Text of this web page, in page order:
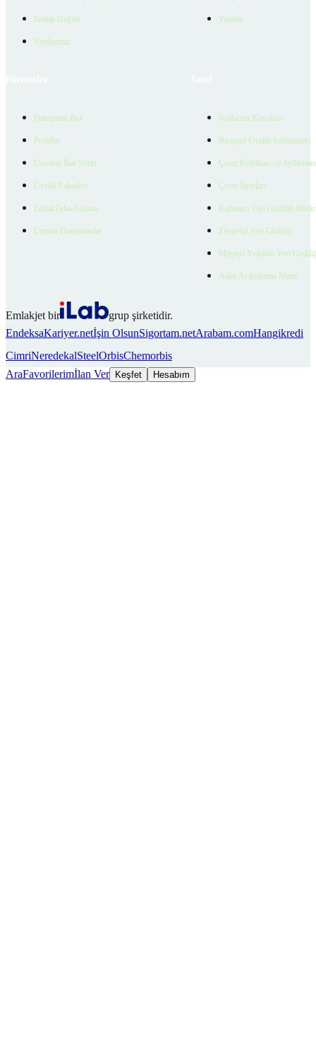
Emlak Değeri
Verilerimiz
Yardım
Danışman Bul
Projeler
Ücretsiz İlan Verin
Üyelik Paketleri
EmlakZeka Asistan
Uzman Danışmanlar
Kullanım Koşulları
Bireysel Üyelik Sözleşmesi
Çerez Politikası ve
Çerez Ayarları
Kullanıcı Veri Gizliliği
Ziyaretçi Veri Gizliliği
Müşteri Yetkilisi Veri
Aday Aydınlatma Metni
Emlakjet bir
grup şirketidir.
EndeksaKariyer.netİşin OlsunSigortam.netArabam.comHangikredi
CimriNeredekalSteelOrbisChemorbis
AraFavorilerimİlan Ver Keşfet Hesabım